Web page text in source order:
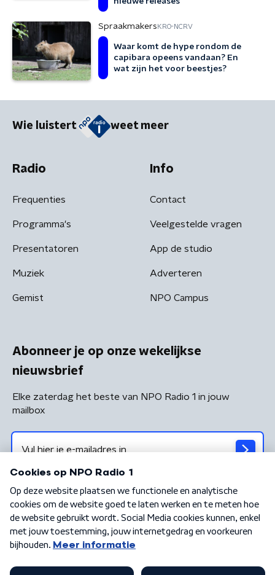
Spraakmakers KRO-NCRV
Waar komt de hype rondom de
capibara opeens vandaan? En
wat zijn het voor beestjes?
Wie luistert weet meer
Radio
Frequenties
Programma's
Presentatoren
Muziek
Gemist
Info
Contact
Veelgestelde vragen
App de studio
Adverteren
NPO Campus
Abonneer je op onze wekelijkse
nieuwsbrief
Elke zaterdag het beste van NPO Radio 1 in jouw
mailbox
Algemene voorwaarden